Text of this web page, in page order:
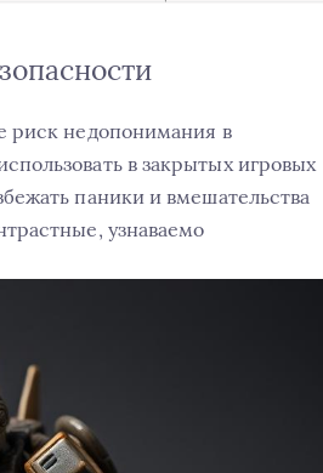
риск недопонимания в
в закрытых игровых
паники и вмешательства
узнаваемо